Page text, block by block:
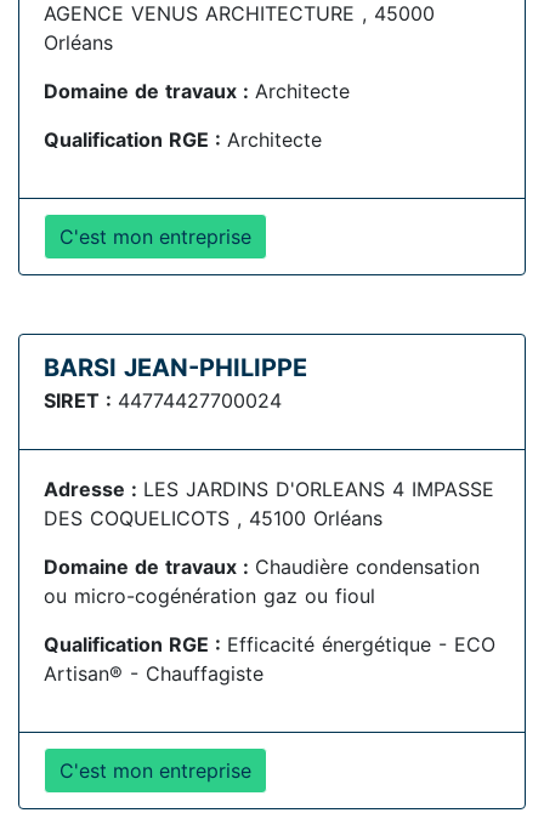
AGENCE VENUS ARCHITECTURE , 45000
Orléans
Domaine de travaux : Architecte
Qualification RGE : Architecte
C'est mon entreprise
BARSI JEAN-PHILIPPE
SIRET : 44774427700024
Adresse : LES JARDINS D'ORLEANS 4 IMPASSE
DES COQUELICOTS , 45100 Orléans
Domaine de travaux : Chaudière condensation
ou micro-cogénération gaz ou fioul
Qualification RGE : Efficacité énergétique - ECO
Artisan® - Chauffagiste
C'est mon entreprise